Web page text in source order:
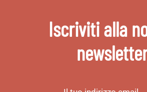
Iscriviti alla